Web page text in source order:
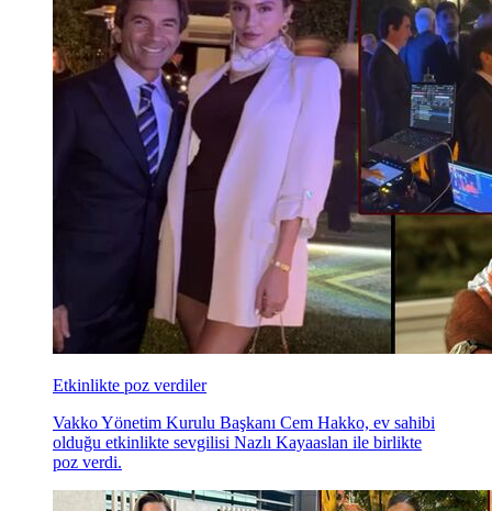
Etkinlikte poz verdiler
Vakko Yönetim Kurulu Başkanı Cem Hakko, ev sahibi
olduğu etkinlikte sevgilisi Nazlı Kayaaslan ile birlikte
poz verdi.